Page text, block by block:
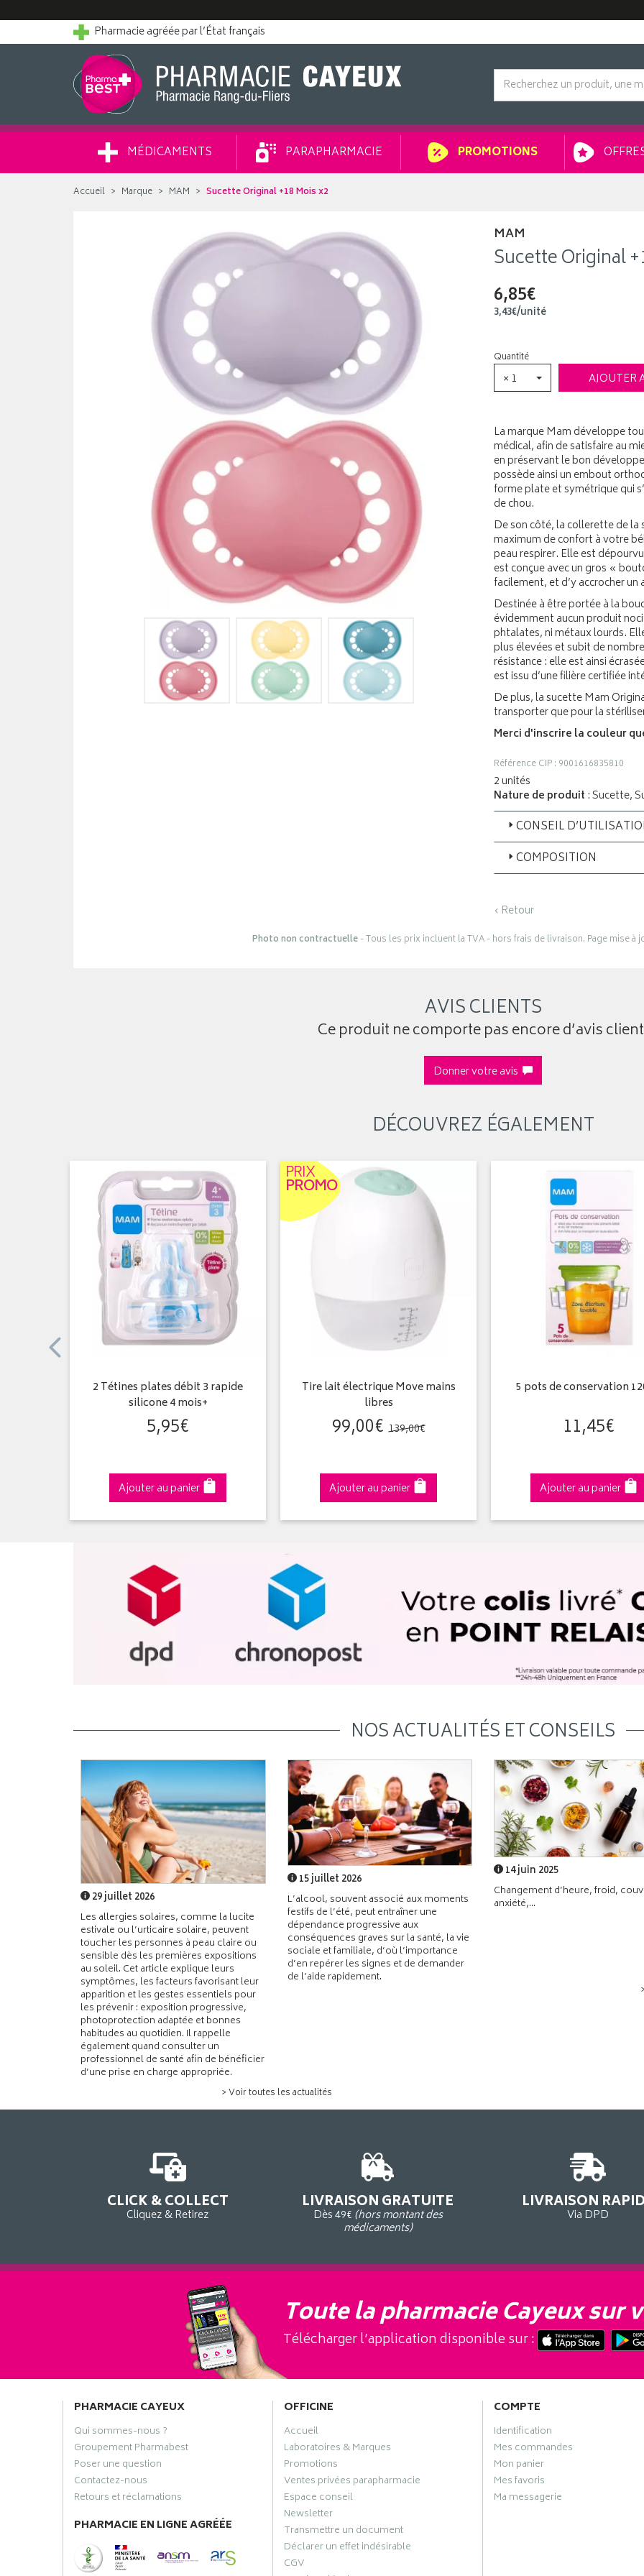
Pharmacie agréée par l’État français
MÉDICAMENTS PARAPHARMACIE PROMOTIONS
Accueil Marque MAM Sucette Original +18 Mois x2
MAM
Sucette Original
6,85€
3,43€/unité
Quantité
× 1 AJOUTER
La marque Mam développe
médical, afin de satisfaire au
en préservant le bon
possède ainsi un embout
forme plate et symétrique qui
de chou.
De son côté, la collerette de
maximum de confort à votre
peau respirer. Elle est
est conçue avec un gros «
facilement, et d’y accrocher
Destinée à être portée à la
évidemment aucun produit
phtalates, ni métaux lourds.
plus élevées et subit de
résistance : elle est ainsi
est issu d’une filière certifiée
De plus, la sucette Mam
transporter que pour la
Merci d'inscrire la couleur
Référence CIP : 9001616835810
2 unités
Nature de produit : Sucette,
CONSEIL
COMPOSITION
‹ Retour
Photo non contractuelle- Tous les prix incluent la TVA - hors frais de livraison. Page mise à
AVIS CLIENTS
Ce produit ne comporte pas encore d’avis
Donner votre avis
DÉCOUVREZ ÉGALEMENT
2 Tétines plates débit 3 rapide
silicone 4 mois+
5,95€
Ajouter au panier
PRIX
PROMO
Tire lait électrique Move mains
libres
99,00€ 139,00€
Ajouter au panier
5 pots de conservation
11,45€
Ajouter au panier
NOS ACTUALITÉS ET CONSEILS
29 juillet 2026
Les allergies solaires, comme la lucite
estivale ou l’urticaire solaire, peuvent
toucher les personnes à peau claire ou
sensible dès les premières expositions
au soleil. Cet article explique leurs
symptômes, les facteurs favorisant leur
apparition et les gestes essentiels pour
les prévenir : exposition progressive,
photoprotection adaptée et bonnes
habitudes au quotidien. Il rappelle
également quand consulter un
professionnel de santé afin de bénéficier
d’une prise en charge appropriée.
15 juillet 2026
L’alcool, souvent associé aux moments
festifs de l’été, peut entraîner une
dépendance progressive aux
conséquences graves sur la santé, la vie
sociale et familiale, d’où l’importance
d’en repérer les signes et de demander
de l’aide rapidement.
> Voir toutes les actualités
14 juin 2025
Changement d’heure, froid,
anxiété,...
CLICK & COLLECT
Cliquez & Retirez
LIVRAISON GRATUITE
Dès 49€ (hors montant des
médicaments)
LIVRAISON
Via DPD
Toute la pharmacie Cayeux sur
Télécharger l’application disponible sur :
PHARMACIE CAYEUX
Qui sommes-nous ?
Groupement Pharmabest
Poser une question
Contactez-nous
Retours et réclamations
PHARMACIE EN LIGNE AGRÉÉE
OFFICINE
Accueil
Laboratoires & Marques
Promotions
Ventes privées parapharmacie
Espace conseil
Newsletter
Transmettre un document
Déclarer un effet indésirable
CGV
COMPTE
Identification
Mes commandes
Mon panier
Mes favoris
Ma messagerie